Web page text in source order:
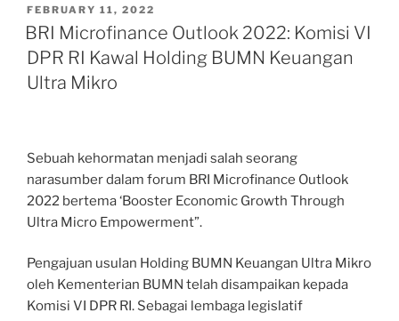
sebagai
Lokomotif
Kebangkitan
Ekonomi
POSTED
ON
FEBRUARY 11, 2022
BRI Microfinance Outlook 2022: Komisi VI
DPR RI Kawal Holding BUMN Keuangan
Ultra Mikro
Sebuah kehormatan menjadi salah seorang
narasumber dalam forum BRI Microfinance Outlook
2022 bertema ‘Booster Economic Growth Through
Ultra Micro Empowerment”.
Pengajuan usulan Holding BUMN Keuangan Ultra Mikro
oleh Kementerian BUMN telah disampaikan kepada
Komisi VI DPR RI. Sebagai lembaga legislatif